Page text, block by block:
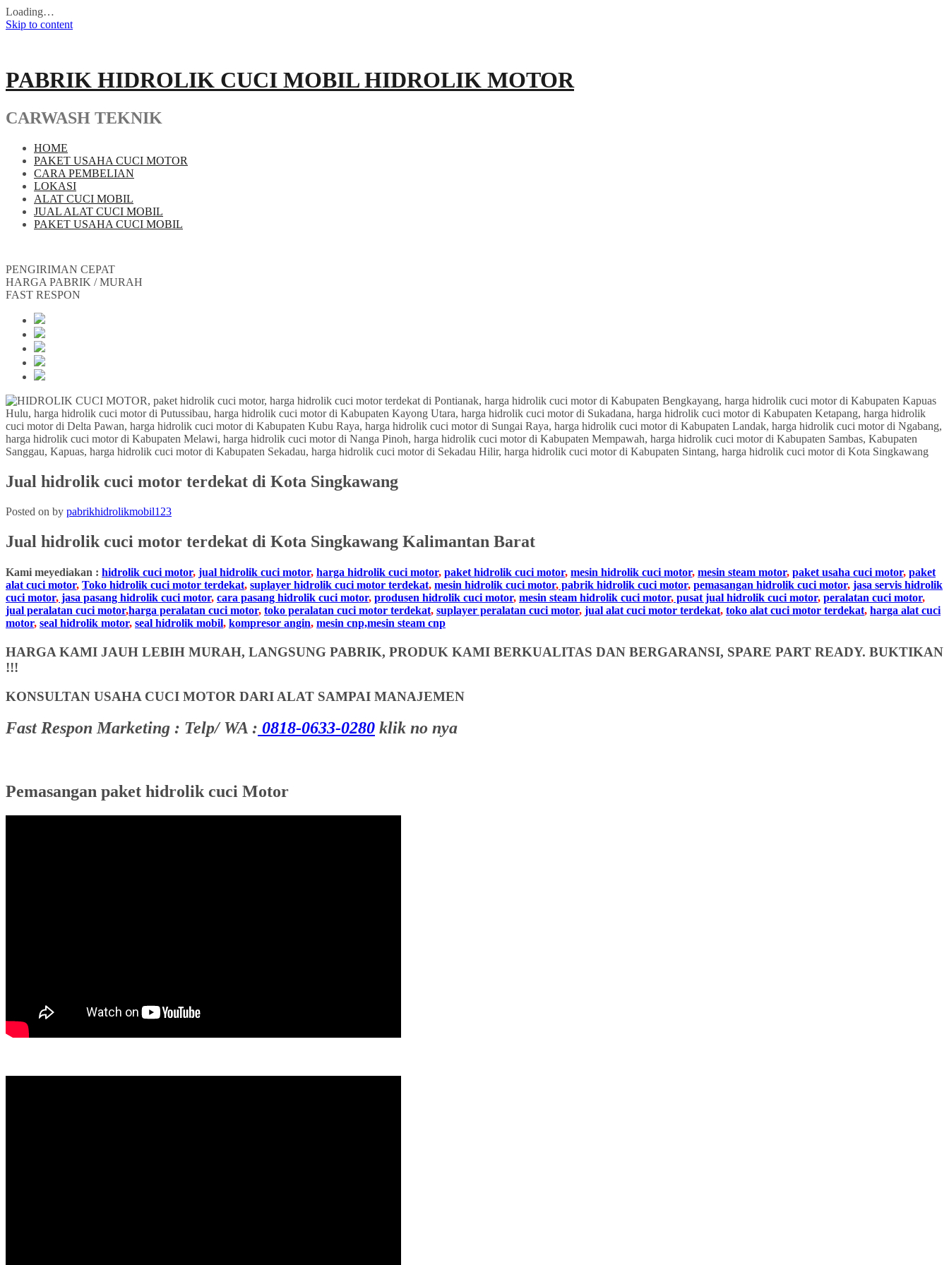
Loading…
Skip to content
PABRIK HIDROLIK CUCI MOBIL HIDROLIK MOTOR
CARWASH TEKNIK
HOME
PAKET USAHA CUCI MOTOR
CARA PEMBELIAN
LOKASI
ALAT CUCI MOBIL
JUAL ALAT CUCI MOBIL
PAKET USAHA CUCI MOBIL
PENGIRIMAN CEPAT
HARGA PABRIK / MURAH
FAST RESPON
Jual hidrolik cuci motor terdekat di Kota Singkawang
Posted on by pabrikhidrolikmobil123
Jual hidrolik cuci motor terdekat di Kota Singkawang Kalimantan Barat
Kami meyediakan : hidrolik cuci motor, jual hidrolik cuci motor, harga hidrolik cuci motor, paket hidrolik cuci motor, mesin hidrolik cuci motor, mesin steam motor, paket usaha cuci motor, paket
alat cuci motor, Toko hidrolik cuci motor terdekat, suplayer hidrolik cuci motor terdekat, mesin hidrolik cuci motor, pabrik hidrolik cuci motor, pemasangan hidrolik cuci motor, jasa servis hidrolik
cuci motor, jasa pasang hidrolik cuci motor, cara pasang hidrolik cuci motor, produsen hidrolik cuci motor, mesin steam hidrolik cuci motor, pusat jual hidrolik cuci motor, peralatan cuci motor,
jual peralatan cuci motor,harga peralatan cuci motor, toko peralatan cuci motor terdekat, suplayer peralatan cuci motor, jual alat cuci motor terdekat, toko alat cuci motor terdekat, harga alat cuci
motor, seal hidrolik motor, seal hidrolik mobil, kompresor angin, mesin cnp,mesin steam cnp
HARGA KAMI JAUH LEBIH MURAH, LANGSUNG PABRIK, PRODUK KAMI BERKUALITAS DAN BERGARANSI, SPARE PART READY. BUKTIKAN
!!!
KONSULTAN USAHA CUCI MOTOR DARI ALAT SAMPAI MANAJEMEN
Fast Respon Marketing : Telp/ WA : 0818-0633-0280 klik no nya
Pemasangan paket hidrolik cuci Motor